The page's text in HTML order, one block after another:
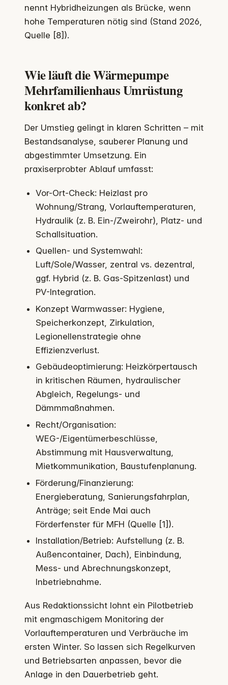
nennt Hybridheizungen als Brücke, wenn
hohe Temperaturen nötig sind (Stand 2026,
Quelle [8]).
Wie läuft die Wärmepumpe
Mehrfamilienhaus Umrüstung
konkret ab?
Der Umstieg gelingt in klaren Schritten – mit
Bestandsanalyse, sauberer Planung und
abgestimmter Umsetzung. Ein
praxiserprobter Ablauf umfasst:
Vor-Ort-Check: Heizlast pro
Wohnung/Strang, Vorlauftemperaturen,
Hydraulik (z. B. Ein-/Zweirohr), Platz- und
Schallsituation.
Quellen- und Systemwahl:
Luft/Sole/Wasser, zentral vs. dezentral,
ggf. Hybrid (z. B. Gas-Spitzenlast) und
PV-Integration.
Konzept Warmwasser: Hygiene,
Speicherkonzept, Zirkulation,
Legionellenstrategie ohne
Effizienzverlust.
Gebäudeoptimierung: Heizkörpertausch
in kritischen Räumen, hydraulischer
Abgleich, Regelungs- und
Dämmmaßnahmen.
Recht/Organisation:
WEG-/Eigentümerbeschlüsse,
Abstimmung mit Hausverwaltung,
Mietkommunikation, Baustufenplanung.
Förderung/Finanzierung:
Energieberatung, Sanierungsfahrplan,
Anträge; seit Ende Mai auch
Förderfenster für MFH (Quelle [1]).
Installation/Betrieb: Aufstellung (z. B.
Außencontainer, Dach), Einbindung,
Mess- und Abrechnungskonzept,
Inbetriebnahme.
Aus Redaktionssicht lohnt ein Pilotbetrieb
mit engmaschigem Monitoring der
Vorlauftemperaturen und Verbräuche im
ersten Winter. So lassen sich Regelkurven
und Betriebsarten anpassen, bevor die
Anlage in den Dauerbetrieb geht.